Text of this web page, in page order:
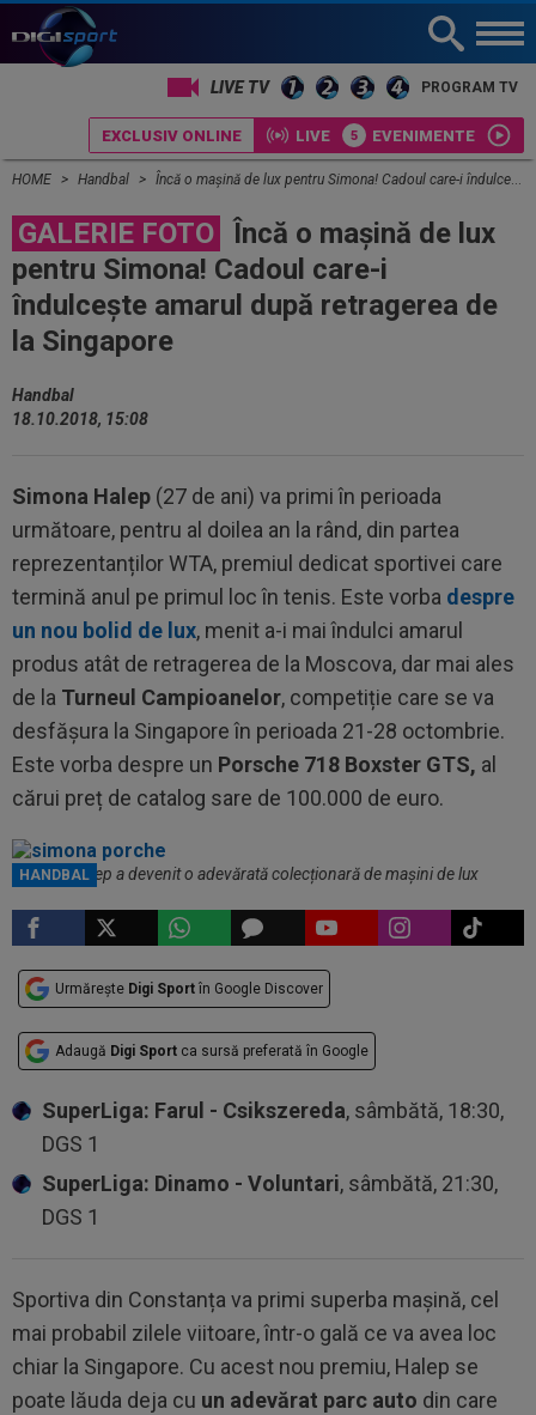
LIVE TV PROGRAM TV
EXCLUSIV ONLINE LIVE EVENIMENTE
HOME Handbal Încă o mașină de lux pentru Simona! Cadoul care-i îndulcește amarul după retragerea de la Singapore
GALERIE FOTO
Încă o mașină de lux
pentru Simona! Cadoul care-i
îndulcește amarul după retragerea de
la Singapore
Handbal
18.10.2018, 15:08
Simona Halep (27 de ani) va primi în perioada
următoare, pentru al doilea an la rând, din partea
reprezentanților WTA, premiul dedicat sportivei care
termină anul pe primul loc în tenis. Este vorba despre
un nou bolid de lux, menit a-i mai îndulci amarul
produs atât de retragerea de la Moscova, dar mai ales
de la Turneul Campioanelor, competiție care se va
desfășura la Singapore în perioada 21-28 octombrie.
Este vorba despre un Porsche 718 Boxster GTS, al
cărui preț de catalog sare de 100.000 de euro.
HANDBAL
Simona Halep a devenit o adevărată colecționară de mașini de lux
Urmărește Digi Sport în Google Discover
Adaugă Digi Sport ca sursă preferată în Google
SuperLiga: Farul - Csikszereda, sâmbătă, 18:30,
DGS 1
SuperLiga: Dinamo - Voluntari, sâmbătă, 21:30,
DGS 1
Sportiva din Constanța va primi superba mașină, cel
mai probabil zilele viitoare, într-o gală ce va avea loc
chiar la Singapore. Cu acest nou premiu, Halep se
poate lăuda deja cu un adevărat parc auto din care